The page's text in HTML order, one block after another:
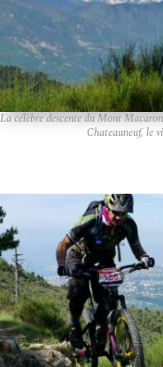
La célèbre descente du Mont
Chateauneuf, le